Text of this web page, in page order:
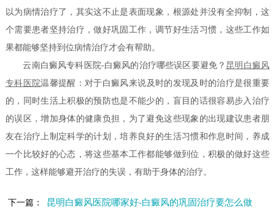
以为病情治疗了，其实这不止是表面现象，根源处并没有全抑制，这
个需要患者坚持治疗，做好巩固工作，调节好生活习惯，这些工作如
果都能够坚持到位病情治疗才会有帮助。
云南白癜风专科医院-白癜风的治疗哪些误区要避免？ 昆明白癜风
专科医院温馨提醒：对于白癜风来说及时的发现及时的治疗是很重要
的，同时生活上积极的预防也是不能少的，盲目的话很容易步入治疗
的误区，增加身体的健康负担，为了避免这些现象的出现建议患者朋
友在治疗上制定科学的计划，培养良好的生活习惯和作息时间，养成
一个比较好的心态，将这些基本工作都能够做到位，积极的做好这些
工作，这样能够避开治疗的失误，有助于身体的治疗。
下一篇： 昆明白癜风医院哪家好-白癜风的巩固治疗要怎么做